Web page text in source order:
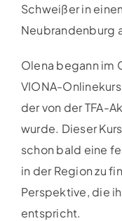
Schweißer in
Neubrandenburg
Olena begann im
VIONA-
der von der TFA-
wurde. Dieser
schon bald eine
in der Region zu
Perspektive, die
entspricht.